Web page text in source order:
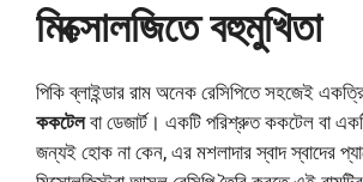
মিক্সোলজিতে বহুমুখিতা
পিকি ব্লাইন্ডার রাম অনেক রেসিপিতে সহজেই
ককটেলবা ডেজার্ট। একটি পরিশ্রুত ককটেল বা
জন্যই হোক না কেন, এর মশলাদার স্বাদ স্বাদের